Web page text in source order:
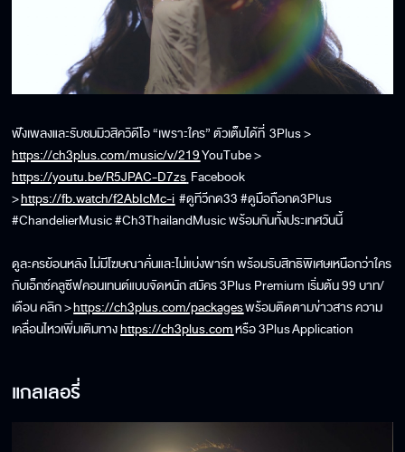
ฟังเพลงและรับชมมิวสิควิดีโอ “เพราะใคร” ตัวเต็มได้ที่ 3Plus >
https://ch3plus.com/music/v/219YouTube >
https://youtu.be/R5JPAC-D7zsFacebook
>https://fb.watch/f2AbIcMc-i#ดูทีวีกด33 #ดูมือถือกด3Plus
#ChandelierMusic #Ch3ThailandMusic พร้อมกันทั้งประเทศวันนี้
ดูละครย้อนหลัง ไม่มีโฆษณาคั่นและไม่แบ่งพาร์ท พร้อมรับสิทธิพิเศษเหนือกว่าใคร
กับเอ็กซ์คลูซีฟคอนเทนต์แบบจัดหนัก สมัคร 3Plus Premium เริ่มต้น 99 บาท/
เดือน คลิก >https://ch3plus.com/packagesพร้อมติดตามข่าวสาร ความ
เคลื่อนไหวเพิ่มเติมทางhttps://ch3plus.comหรือ 3Plus Application
แกลเลอรี่